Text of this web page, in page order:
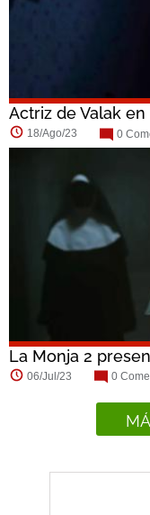
Actriz de Valak en
18/Ago/23 0
La Monja 2
06/Jul/23 0